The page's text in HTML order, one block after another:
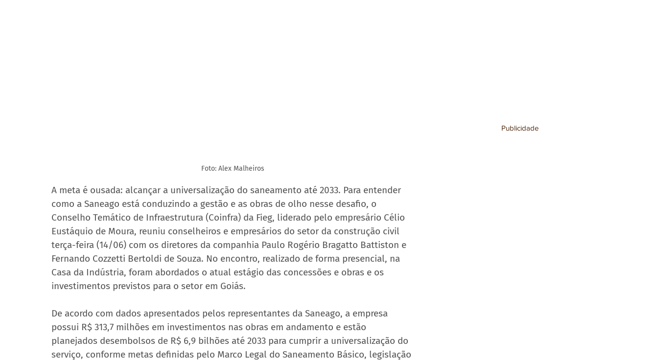
Foto: Alex Malheiros
A meta é ousada: alcançar a universalização do saneamento até 2033. Para entender
como a Saneago está conduzindo a gestão e as obras de olho nesse desafio, o
Conselho Temático de Infraestrutura (Coinfra) da Fieg, liderado pelo empresário Célio
Eustáquio de Moura, reuniu conselheiros e empresários do setor da construção civil
terça-feira (14/06) com os diretores da companhia Paulo Rogério Bragatto Battiston e
Fernando Cozzetti Bertoldi de Souza. No encontro, realizado de forma presencial, na
Casa da Indústria, foram abordados o atual estágio das concessões e obras e os
investimentos previstos para o setor em Goiás.
De acordo com dados apresentados pelos representantes da Saneago, a empresa
possui R$ 313,7 milhões em investimentos nas obras em andamento e estão
planejados desembolsos de R$ 6,9 bilhões até 2033 para cumprir a universalização do
serviço, conforme metas definidas pelo Marco Legal do Saneamento Básico, legislação
Publicidade